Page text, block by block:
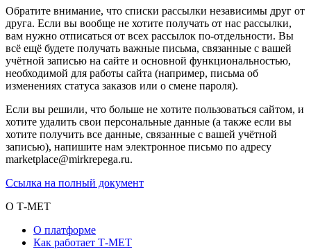
Обратите внимание, что списки рассылки независимы друг от
друга. Если вы вообще не хотите получать от нас рассылки,
вам нужно отписаться от всех рассылок по-отдельности. Вы
всё ещё будете получать важные письма, связанные с вашей
учётной записью на сайте и основной функциональностью,
необходимой для работы сайта (например, письма об
изменениях статуса заказов или о смене пароля).
Если вы решили, что больше не хотите пользоваться сайтом, и
хотите удалить свои персональные данные (а также если вы
хотите получить все данные, связанные с вашей учётной
записью), напишите нам электронное письмо по адресу
marketplace@mirkrepega.ru.
Ссылка на полный документ
О Т-МЕТ
О платформе
Как работает Т-МЕТ